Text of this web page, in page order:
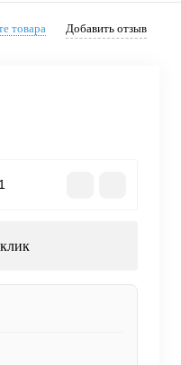
товара Добавить отзыв